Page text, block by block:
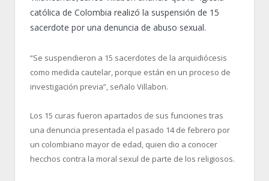
católica de Colombia realizó la suspensión de 15
sacerdote por una denuncia de abuso sexual.
“Se suspendieron a 15 sacerdotes de la arquidiócesis
como medida cautelar, porque están en un proceso de
investigación previa”, señalo Villabon.
Los 15 curas fueron apartados de sus funciones tras
una denuncia presentada el pasado 14 de febrero por
un colombiano mayor de edad, quien dio a conocer
hecchos contra la moral sexul de parte de los religiosos.